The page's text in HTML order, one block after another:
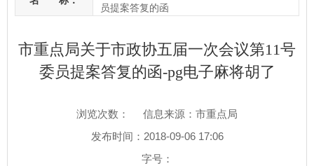
员提案答复的函
市重点局关于市政协五届一次会议第11号
委员提案答复的函-pg电子麻将胡了
浏览次数：
信息来源：市重点局
发布时间：2018-09-06 17:06
字号：